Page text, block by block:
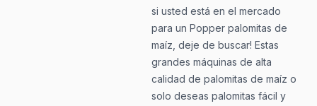
si usted está en el mercado
para un Popper palomitas de
maíz, deje de buscar! Estas
grandes máquinas de alta
calidad de palomitas de maíz o
solo deseas palomitas fácil y